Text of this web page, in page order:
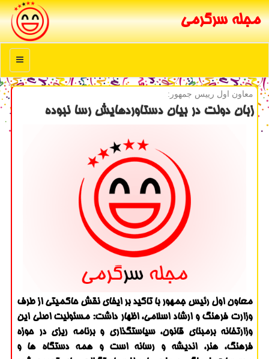
مجله سرگرمی
منو
معاون اول رییس جمهور:
زبان دولت در بیان دستاوردهایش رسا نبوده
معاون اول رئیس جمهور با تاكید بر ایفای نقش حاكمیتی از طرف
وزارت فرهنگ و ارشاد اسلامی، اظهار داشت: مسئولیت اصلی این
وزارتخانه برمبنای قانون، سیاستگذاری و برنامه ریزی در حوزه
فرهنگ، هنر، اندیشه و رسانه است و همه دستگاه ها و